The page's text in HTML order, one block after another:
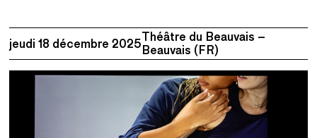
jeudi 18 décembre 2025Théâtre du Beauvais –
Beauvais (FR)